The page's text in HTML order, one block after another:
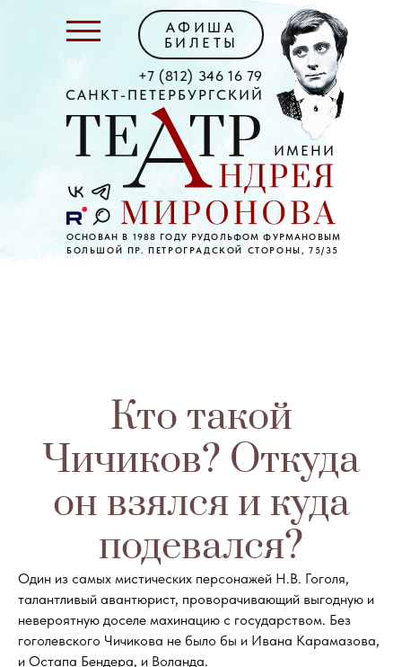
САНКТ-ПЕТЕРБУРГСКИЙ
ИМЕНИ
ОСНОВАН В 1988 ГОДУ РУДОЛЬФОМ ФУРМАНОВЫМ
+7 (812) 346 16 79
БОЛЬШОЙ ПР. ПЕТРОГРАДСКОЙ СТОРОНЫ, 75/35
АФИША
БИЛЕТЫ
Кто такой
Чичиков? Откуда
он взялся и куда
подевался?
Один из самых мистических персонажей Н.В. Гоголя,
талантливый авантюрист, проворачивающий выгодную и
невероятную доселе махинацию с государством. Без
гоголевского Чичикова не было бы и Ивана Карамазова,
и Остапа Бендера, и Воланда.